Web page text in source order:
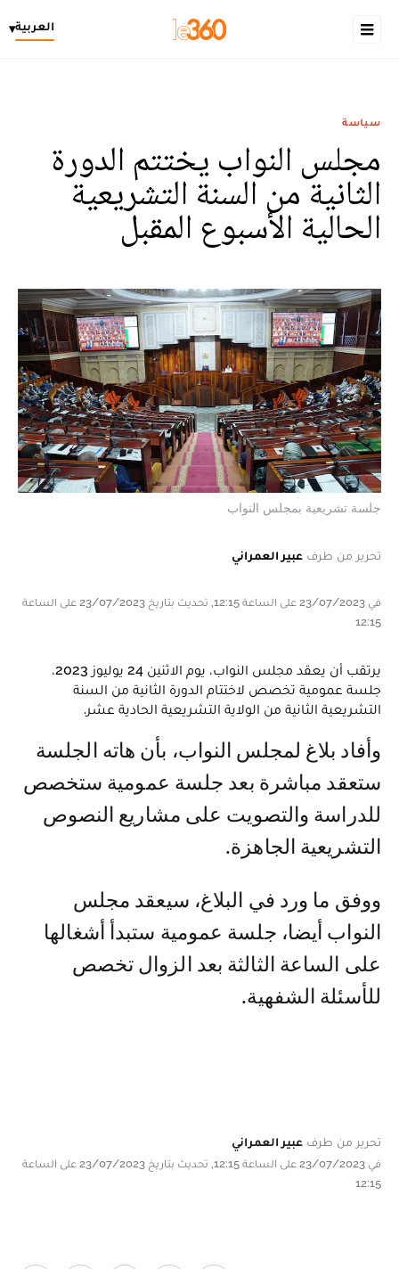
العربية▾
سياسة
مجلس النواب يختتم الدورة
الثانية من السنة التشريعية
الحالية الأسبوع المقبل
جلسة تشريعية بمجلس النواب
تحرير من طرف عبير العمراني
في 23/07/2023 على الساعة 12:15, تحديث بتاريخ 23/07/2023 على الساعة
12:15
يرتقب أن يعقد مجلس النواب، يوم الاثنين 24 يوليوز 2023،
جلسة عمومية تخصص لاختتام الدورة الثانية من السنة
التشريعية الثانية من الولاية التشريعية الحادية عشر.
وأفاد بلاغ لمجلس النواب، بأن هاته الجلسة
ستعقد مباشرة بعد جلسة عمومية ستخصص
للدراسة والتصويت على مشاريع النصوص
التشريعية الجاهزة.
ووفق ما ورد في البلاغ، سيعقد مجلس
النواب أيضا، جلسة عمومية ستبدأ أشغالها
على الساعة الثالثة بعد الزوال تخصص
للأسئلة الشفهية.
تحرير من طرف عبير العمراني
في 23/07/2023 على الساعة 12:15, تحديث بتاريخ 23/07/2023 على الساعة
12:15